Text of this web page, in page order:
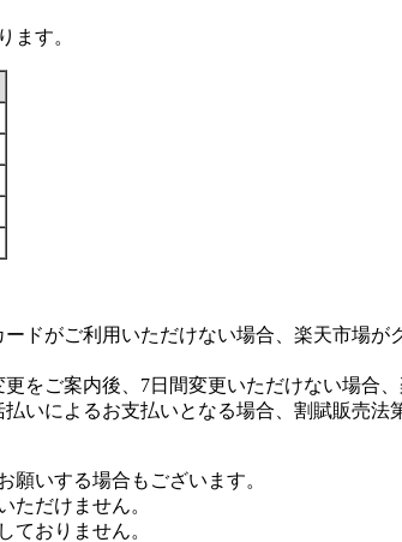
ます。
ドがご利用いただけない場合、楽天市場
をご案内後、7日間変更いただけない場合
いによるお支払いとなる場合、割賦販売
いする場合もございます。
ただけません。
ておりません。